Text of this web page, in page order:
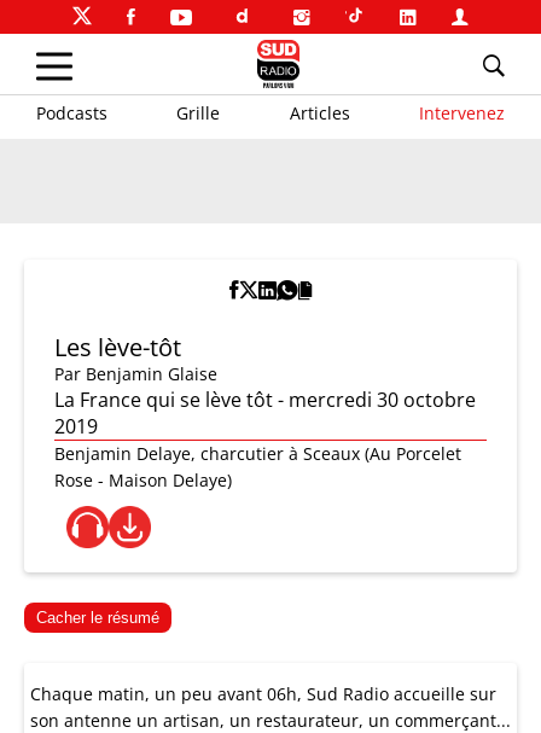
Podcasts Grille Articles Intervenez
Les lève-tôt
Par Benjamin Glaise
La France qui se lève tôt - mercredi 30 octobre
2019
Benjamin Delaye, charcutier à Sceaux (Au Porcelet
Rose - Maison Delaye)
Cacher le résumé
Chaque matin, un peu avant 06h, Sud Radio accueille sur
son antenne un artisan, un restaurateur, un commerçant...